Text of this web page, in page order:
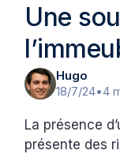
Une
Hugo
18/7/24•4
La présence
présente des